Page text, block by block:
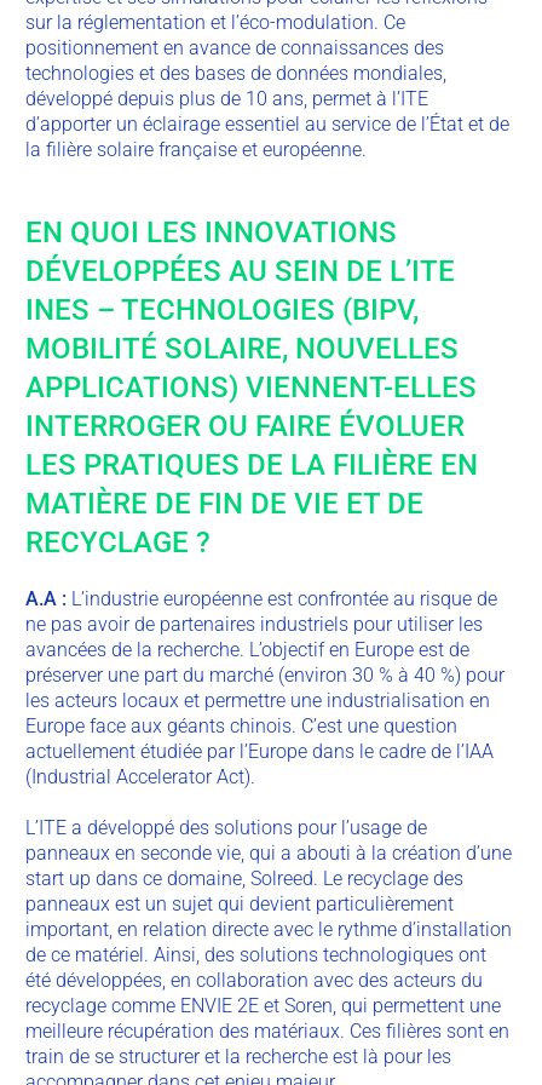
sur la réglementation et l’éco-modulation. Ce
positionnement en avance de connaissances des
technologies et des bases de données mondiales,
développé depuis plus de 10 ans, permet à l’ITE
d’apporter un éclairage essentiel au service de l’État et de
la filière solaire française et européenne.
EN QUOI LES INNOVATIONS
DÉVELOPPÉES AU SEIN DE L’ITE
INES – TECHNOLOGIES (BIPV,
MOBILITÉ SOLAIRE, NOUVELLES
APPLICATIONS) VIENNENT-ELLES
INTERROGER OU FAIRE ÉVOLUER
LES PRATIQUES DE LA FILIÈRE EN
MATIÈRE DE FIN DE VIE ET DE
RECYCLAGE ?
A.A : L’industrie européenne est confrontée au risque de
ne pas avoir de partenaires industriels pour utiliser les
avancées de la recherche. L’objectif en Europe est de
préserver une part du marché (environ 30 % à 40 %) pour
les acteurs locaux et permettre une industrialisation en
Europe face aux géants chinois. C’est une question
actuellement étudiée par l’Europe dans le cadre de l’IAA
(Industrial Accelerator Act).
L’ITE a développé des solutions pour l’usage de
panneaux en seconde vie, qui a abouti à la création d’une
start up dans ce domaine, Solreed. Le recyclage des
panneaux est un sujet qui devient particulièrement
important, en relation directe avec le rythme d’installation
de ce matériel. Ainsi, des solutions technologiques ont
été développées, en collaboration avec des acteurs du
recyclage comme ENVIE 2E et Soren, qui permettent une
meilleure récupération des matériaux. Ces filières sont en
train de se structurer et la recherche est là pour les